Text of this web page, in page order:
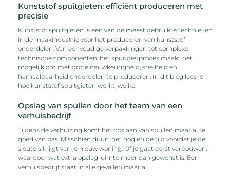
Kunststof spuitgieten: efficiënt produceren met
precisie
Kunststof spuitgieten is een van de meest gebruikte technieken
in de maakindustrie voor het produceren van kunststof
onderdelen. Van eenvoudige verpakkingen tot complexe
technische componenten: het spuitgietproces maakt het
mogelijk om met grote nauwkeurigheid, snelheid en
herhaalbaarheid onderdelen te produceren. In dit blog lees je
hoe kunststof spuitgieten werkt, welke
Opslag van spullen door het team van een
verhuisbedrijf
Tijdens de verhuizing komt het opslaan van spullen maar al te
goed van pas. Misschien duurt het nog enige tijd voordat je de
sleutels krijgt van je nieuw woning. Of je gaat eerst verbouwen,
waardoor wat extra opslagruimte meer dan gewenst is. Een
verhuisbedrijf staat in alle gevallen maar al